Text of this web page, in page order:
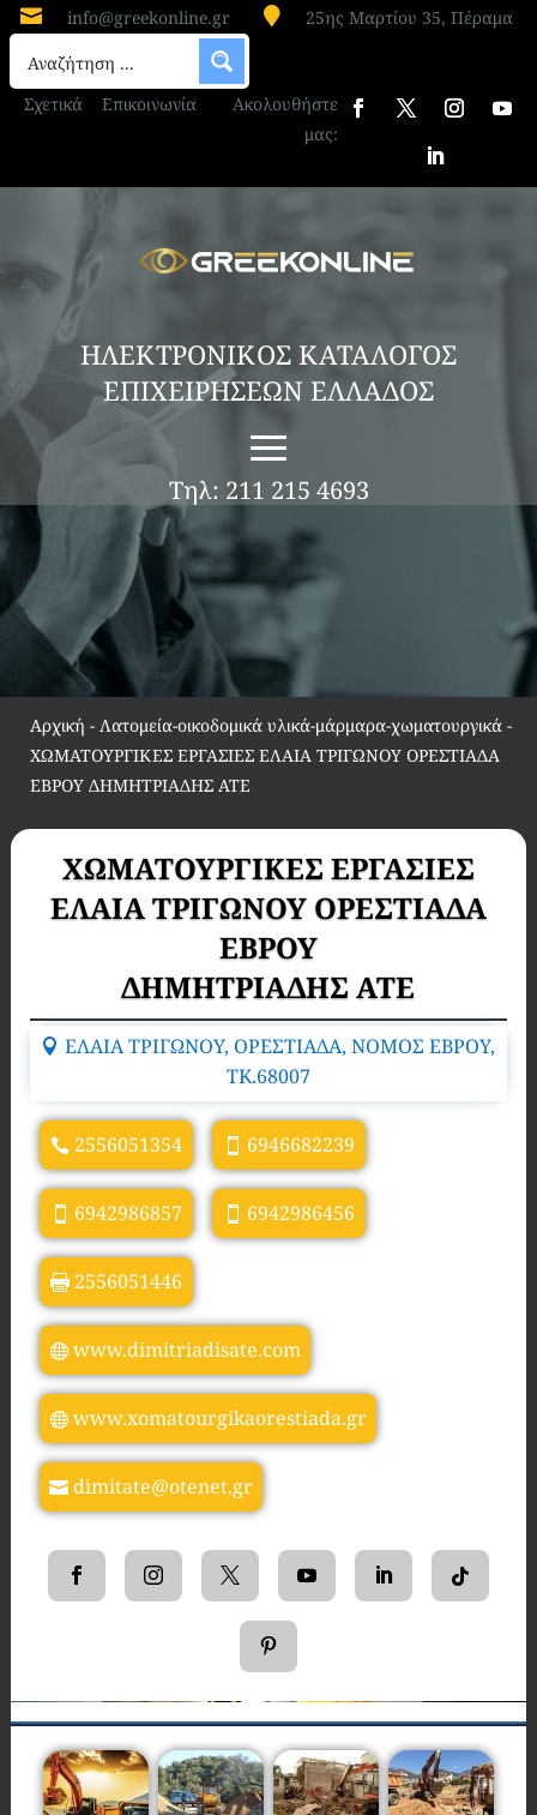
 info@greekonline.gr  25ης Μαρτίου 35, Πέραμα
Σχετικά Επικοινωνία
Ακολουθήστε
μας:
ΗΛΕΚΤΡΟΝΙΚΟΣ ΚΑΤΑΛΟΓΟΣ
ΕΠΙΧΕΙΡΗΣΕΩΝ ΕΛΛΑΔΟΣ
Τηλ: 211 215 4693
Αρχική - Λατομεία-οικοδομικά υλικά-μάρμαρα-χωματουργικά-
ΧΩΜΑΤΟΥΡΓΙΚΕΣ ΕΡΓΑΣΙΕΣ EΛΑΙΑ ΤΡΙΓΩΝΟΥ ΟΡΕΣΤΙΑΔΑ
ΕΒΡΟΥ ΔΗΜΗΤΡΙΑΔΗΣ ΑΤΕ
ΧΩΜΑΤΟΥΡΓΙΚΕΣ ΕΡΓΑΣΙΕΣ
EΛΑΙΑ ΤΡΙΓΩΝΟΥ ΟΡΕΣΤΙΑΔΑ
ΕΒΡΟΥ
ΔΗΜΗΤΡΙΑΔΗΣ ΑΤΕ
ΕΛΑΙΑ ΤΡΙΓΩΝΟΥ, ΟΡΕΣΤΙΑΔΑ, ΝΟΜΟΣ ΕΒΡΟΥ,
TK.68007
2556051354 6946682239
6942986857 6942986456
2556051446
www.dimitriadisate.com
www.xomatourgikaorestiada.gr
dimitate@otenet.gr